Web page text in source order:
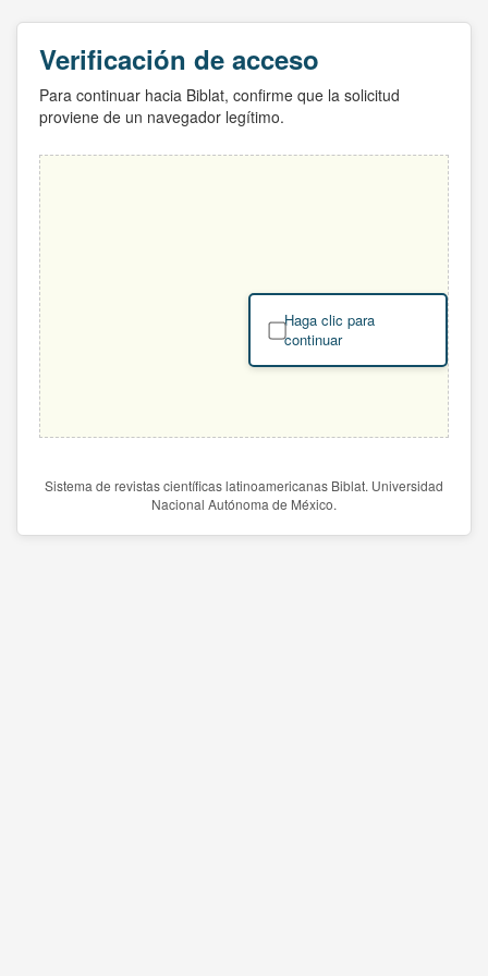
Verificación de acceso
Para continuar hacia Biblat, confirme que la solicitud
proviene de un navegador legítimo.
Haga clic para
continuar
Sistema de revistas científicas latinoamericanas Biblat. Universidad
Nacional Autónoma de México.